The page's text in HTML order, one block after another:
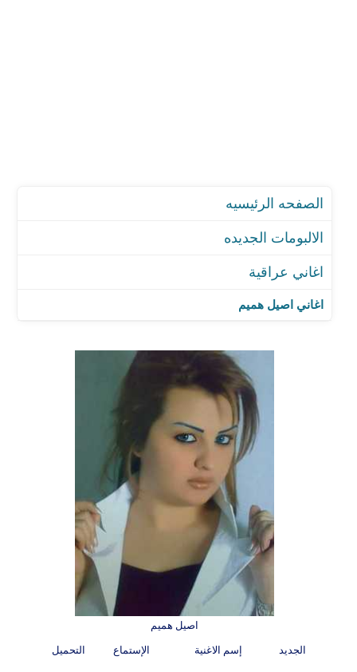
اغاني اصيل هميم
اصيل هميم
الجديد إسم الاغنية الإستماع التحميل